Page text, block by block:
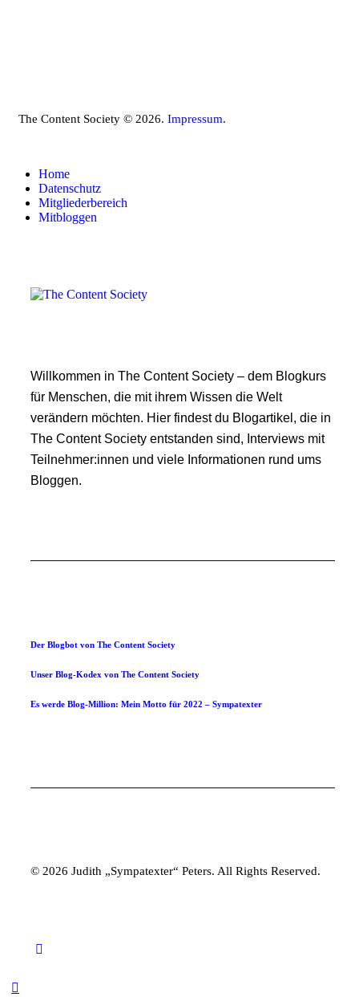
The Content Society © 2026. Impressum.
Home
Datenschutz
Mitgliederbereich
Mitbloggen
Willkommen in The Content Society – dem Blogkurs
für Menschen, die mit ihrem Wissen die Welt
verändern möchten. Hier findest du Blogartikel, die in
The Content Society entstanden sind, Interviews mit
Teilnehmer:innen und viele Informationen rund ums
Bloggen.
Der Blogbot von The Content Society
Unser Blog-Kodex von The Content Society
Es werde Blog-Million: Mein Motto für 2022 – Sympatexter
© 2026 Judith „Sympatexter“ Peters. All Rights Reserved.